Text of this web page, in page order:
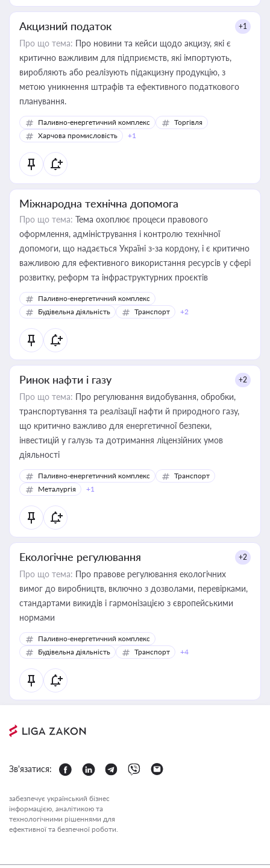
Акцизний податок +1
Про що тема: Про новини та кейси щодо акцизу, які є
критично важливим для підприємств, які імпортують,
виробляють або реалізують підакцизну продукцію, з
метою уникнення штрафів та ефективного податкового
планування.
Паливно-енергетичний комплекс
Торгівля
Харчова промисловість
+1
Міжнародна технічна допомога
Про що тема: Тема охоплює процеси правового
оформлення, адміністрування і контролю технічної
допомоги, що надається Україні з-за кордону, і є критично
важливою для ефективного використання ресурсів у сфері
розвитку, реформ та інфраструктурних проєктів
Паливно-енергетичний комплекс
Будівельна діяльність
Транспорт +2
Ринок нафти і газу +2
Про що тема: Про регулювання видобування, обробки,
транспортування та реалізації нафти й природного газу,
що критично важливо для енергетичної безпеки,
інвестицій у галузь та дотримання ліцензійних умов
діяльності
Паливно-енергетичний комплекс
Транспорт
Металургія
+1
Екологічне регулювання +2
Про що тема: Про правове регулювання екологічних
вимог до виробництв, включно з дозволами, перевірками,
стандартами викидів і гармонізацією з європейськими
нормами
Паливно-енергетичний комплекс
Будівельна діяльність
Транспорт +4
Зв'язатися:
забезпечує український бізнес
інформацією, аналітикою та
технологічними рішеннями для
ефективної та безпечної роботи.